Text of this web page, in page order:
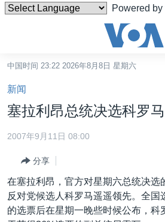
Powered by
碍
链
接
跳
转
到
中国
港澳
国际
最新国际新闻
分类新闻
中国时间 23:22 2026年8月8日 星期六
新闻
塞拉利昂总统决选科罗
2007年9月11日 08:00
分享
在塞拉利昂，官方对星期六总统决选
反对党候选人科罗马遥遥领先。全国
的选票后在星期一晚些时候公布，科